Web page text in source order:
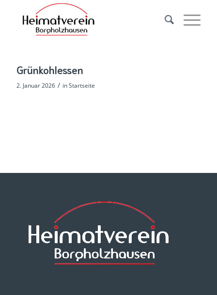
Grünkohlessen
2. Januar 2026 / inStartseite